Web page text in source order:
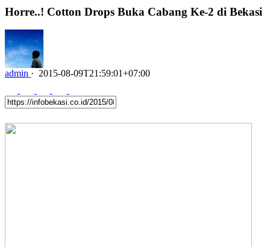
Horre..! Cotton Drops Buka Cabang Ke-2 di Bekasi
admin · 2015-08-09T21:59:01+07:00